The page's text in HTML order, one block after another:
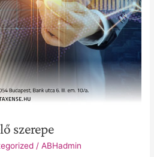
szerepe
/ABHadmin